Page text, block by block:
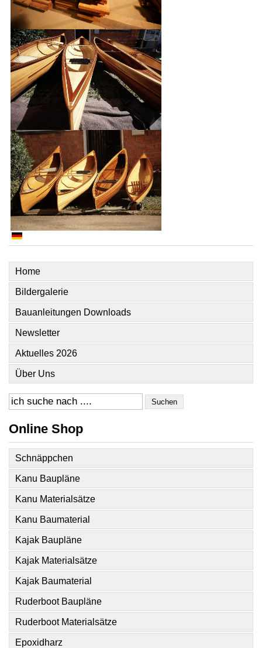
Home
Bildergalerie
Bauanleitungen Downloads
Newsletter
Aktuelles 2026
Über Uns
Suchen
Online Shop
Schnäppchen
Kanu Baupläne
Kanu Materialsätze
Kanu Baumaterial
Kajak Baupläne
Kajak Materialsätze
Kajak Baumaterial
Ruderboot Baupläne
Ruderboot Materialsätze
Epoxidharz